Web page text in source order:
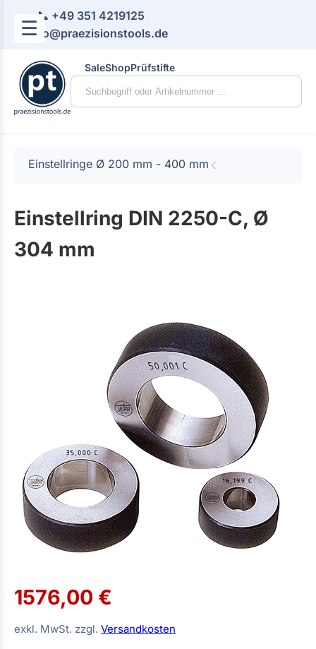
☰
📞 +49 351 4219125
📧 info@praezisionstools.de
SaleShopPrüfstifte
Einstellringe Ø 200 mm - 400 mm
Einstellring DIN 2250-C, Ø
304 mm
1576,00 €
exkl. MwSt. zzgl. Versandkosten